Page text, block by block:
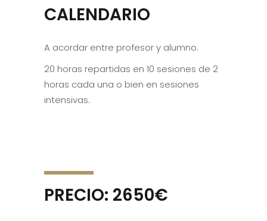
CALENDARIO
A acordar entre profesor y alumno.
20 horas repartidas en 10 sesiones de 2
horas cada una o bien en sesiones
intensivas.
PRECIO: 2650€